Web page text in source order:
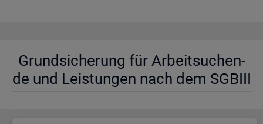
Grund­si­che­rung für Ar­beit­su­chen­
de und Leis­tun­gen nach dem SGBIII